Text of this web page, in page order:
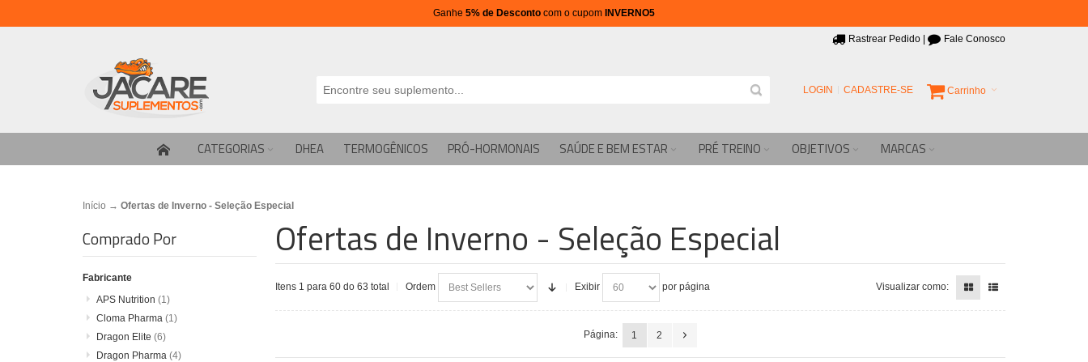
Ganhe 5% de Desconto com o cupom INVERNO5
Rastrear Pedido Fale Conosco
Carrinho
LOGIN CADASTRE-SE
CATEGORIAS DHEA TERMOGÊNICOS PRÓ-HORMONAIS SAÚDE E BEM ESTAR PRÉ TREINO OBJETIVOS MARCAS
Início → Ofertas de Inverno - Seleção Especial
Ofertas de Inverno - Seleção Especial
Itens 1 para 60 do 63 total Ordem Exibir por página Visualizar como:
Página: 1 2
Comprado Por
Fabricante
APS Nutrition (1)
Cloma Pharma (1)
Dragon Elite (6)
Dragon Pharma (4)